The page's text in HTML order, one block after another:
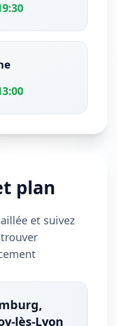
plan
et suivez
lès-Lyon